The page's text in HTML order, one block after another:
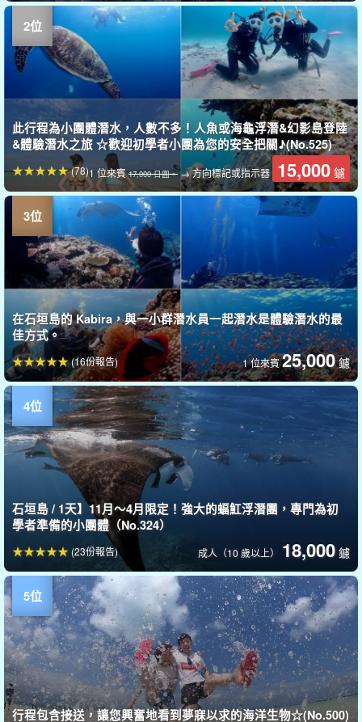
此行程為小團體潛水，人數不多！人魚或海龜浮潛&幻影島登陸
&體驗潛水之旅 ☆歡迎初學者小團為您的安全把關♪(No.525)
1 位來賓17,000 日圓。→ 方向標記或指示器 15,000 鑢
(78)
在石垣島的 Kabira，與一小群潛水員一起潛水是體驗潛水的最
佳方式。
1 位來賓25,000 鑢
(16份報告)
石垣島 / 1天】11月～4月限定！強大的蝠魟浮潛團，專門為初
學者準備的小團體（No.324）
成人（10 歲以上） 18,000 鑢
(23份報告)
行程包含接送，讓您興奮地看到夢寐以求的海洋生物☆(No.500)